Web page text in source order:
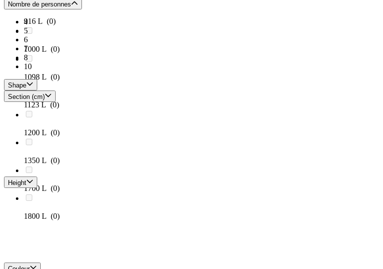
916 L (0)
1000 L (0)
1098 L (0)
1123 L(0)
1200 L (0)
1350 L (0)
1700 L (0)
1800 L (0)
Nombre de personnes
4
5
6
7
8
10
Shape
Section (cm)
Height